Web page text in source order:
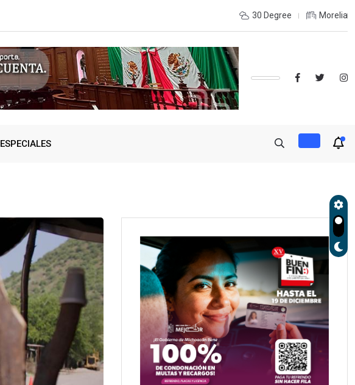
EE. UU. reanudará exportación de aguacate a partir de mañana
30 Degree Morelia
ESPECIALES